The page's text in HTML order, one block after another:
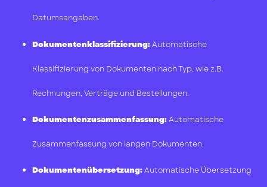
Datumsangaben.
Dokumentenklassifizierung:Automatische
Klassifizierung von Dokumenten nach Typ, wie z.B.
Rechnungen, Verträge und Bestellungen.
Dokumentenzusammenfassung:Automatische
Zusammenfassung von langen Dokumenten.
Dokumentenübersetzung:Automatische Übersetzung